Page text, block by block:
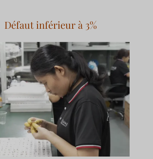
Défaut inférieur à 3%